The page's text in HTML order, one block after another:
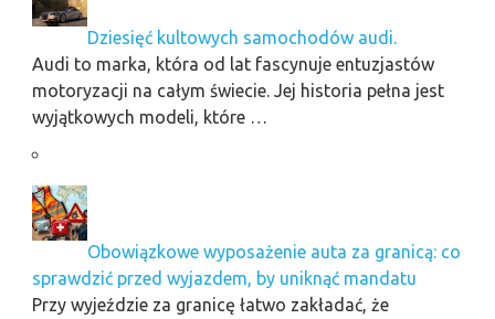
Dziesięć kultowych samochodów audi.
Audi to marka, która od lat fascynuje entuzjastów
motoryzacji na całym świecie. Jej historia pełna jest
wyjątkowych modeli, które …
Obowiązkowe wyposażenie auta za granicą: co
sprawdzić przed wyjazdem, by uniknąć mandatu
Przy wyjeździe za granicę łatwo zakładać, że